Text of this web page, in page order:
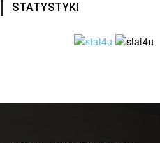
STATYSTYKI